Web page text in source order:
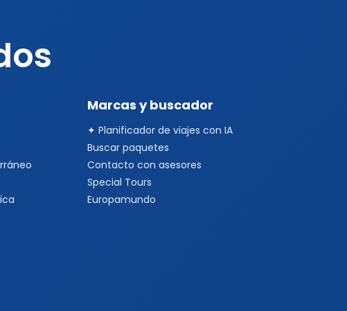
Marcas y buscador
✦ Planificador de viajes con IA
Buscar paquetes
Contacto con asesores
Special Tours
Europamundo